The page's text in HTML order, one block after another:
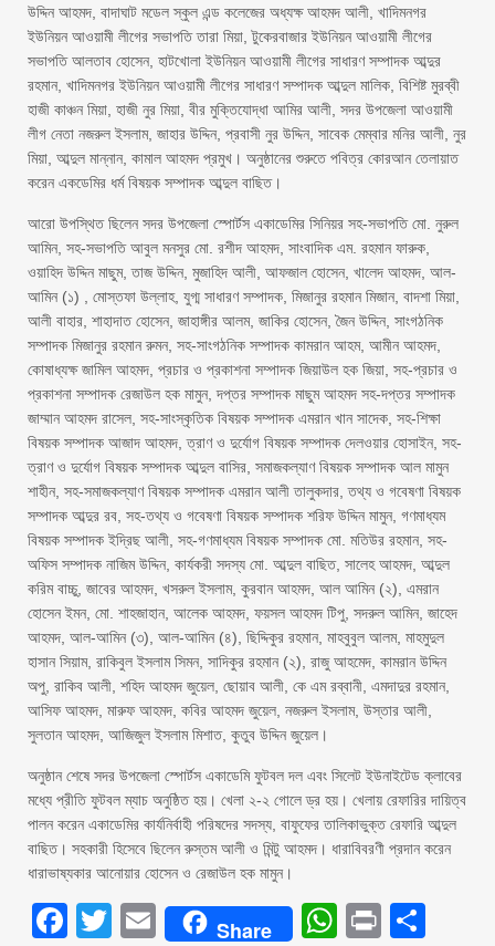
উদ্দিন আহমদ, বাদাঘাট মডেল স্কুল এন্ড কলেজের অধ্যক্ষ আহমদ আলী, খাদিমনগর
ইউনিয়ন আওয়ামী লীগের সভাপতি তারা মিয়া, টুকেরবাজার ইউনিয়ন আওয়ামী লীগের
সভাপতি আলতাব হোসেন, হাটখোলা ইউনিয়ন আওয়ামী লীগের সাধারণ সম্পাদক আব্দুর
রহমান, খাদিমনগর ইউনিয়ন আওয়ামী লীগের সাধারণ সম্পাদক আব্দুল মালিক, বিশিষ্ট মুরব্বী
হাজী কাঞ্চন মিয়া, হাজী নুর মিয়া, বীর মুক্তিযোদ্ধা আমির আলী, সদর উপজেলা আওয়ামী
লীগ নেতা নজরুল ইসলাম, জাহার উদ্দিন, প্রবাসী নুর উদ্দিন, সাবেক মেম্বার মনির আলী, নুর
মিয়া, আব্দুল মান্নান, কামাল আহমদ প্রমুখ। অনুষ্ঠানের শুরুতে পবিত্র কোরআন তেলায়াত
করেন একডেমির ধর্ম বিষয়ক সম্পাদক আব্দুল বাছিত।
আরো উপস্থিত ছিলেন সদর উপজেলা স্পোর্টস একাডেমির সিনিয়র সহ-সভাপতি মো. নুরুল
আমিন, সহ-সভাপতি আবুল মনসুর মো. রশীদ আহমদ, সাংবাদিক এম. রহমান ফারুক,
ওয়াহিদ উদ্দিন মাছুম, তাজ উদ্দিন, মুজাহিদ আলী, আফজাল হোসেন, খালেদ আহমদ, আল-
আমিন (১) , মোস্তফা উল্লাহ, যুগ্ম সাধারণ সম্পাদক, মিজানুর রহমান মিজান, বাদশা মিয়া,
আলী বাহার, শাহাদাত হোসেন, জাহাঙ্গীর আলম, জাকির হোসেন, জৈন উদ্দিন, সাংগঠনিক
সম্পাদক মিজানুর রহমান রুমন, সহ-সাংগঠনিক সম্পাদক কামরান আহম, আমীন আহমদ,
কোষাধ্যক্ষ জামিল আহমদ, প্রচার ও প্রকাশনা সম্পাদক জিয়াউল হক জিয়া, সহ-প্রচার ও
প্রকাশনা সম্পাদক রেজাউল হক মামুন, দপ্তর সম্পাদক মাছুম আহমদ সহ-দপ্তর সম্পাদক
জাম্মান আহমদ রাসেল, সহ-সাংস্কৃতিক বিষয়ক সম্পাদক এমরান খান সাদেক, সহ-শিক্ষা
বিষয়ক সম্পাদক আজাদ আহমদ, ত্রাণ ও দুর্যোগ বিষয়ক সম্পাদক দেলওয়ার হোসাইন, সহ-
ত্রাণ ও দুর্যোগ বিষয়ক সম্পাদক আব্দুল বাসির, সমাজকল্যাণ বিষয়ক সম্পাদক আল মামুন
শাহীন, সহ-সমাজকল্যাণ বিষয়ক সম্পাদক এমরান আলী তালুকদার, তথ্য ও গবেষণা বিষয়ক
সম্পাদক আব্দুর রব, সহ-তথ্য ও গবেষণা বিষয়ক সম্পাদক শরিফ উদ্দিন মামুন, গণমাধ্যম
বিষয়ক সম্পাদক ইদ্রিছ আলী, সহ-গণমাধ্যম বিষয়ক সম্পাদক মো. মতিউর রহমান, সহ-
অফিস সম্পাদক নাজিম উদ্দিন, কার্যকরী সদস্য মো. আব্দুল বাছিত, সালেহ আহমদ, আব্দুল
করিম বাচ্চু, জাবের আহমদ, খসরুল ইসলাম, কুরবান আহমদ, আল আমিন (২), এমরান
হোসেন ইমন, মো. শাহজাহান, আলেক আহমদ, ফয়সল আহমদ টিপু, সদরুল আমিন, জাহেদ
আহমদ, আল-আমিন (৩), আল-আমিন (৪), ছিদ্দিকুর রহমান, মাহবুবুল আলম, মাহমুদুল
হাসান সিয়াম, রাকিবুল ইসলাম সিমন, সাদিকুর রহমান (২), রাজু আহমেদ, কামরান উদ্দিন
অপু, রাকিব আলী, শহিদ আহমদ জুয়েল, ছোয়াব আলী, কে এম রব্বানী, এমদাদুর রহমান,
আসিফ আহমদ, মারুফ আহমদ, কবির আহমদ জুয়েল, নজরুল ইসলাম, উস্তার আলী,
সুলতান আহমদ, আজিজুল ইসলাম মিশাত, কুতুব উদ্দিন জুয়েল।
অনুষ্ঠান শেষে সদর উপজেলা স্পোর্টস একাডেমি ফুটবল দল এবং সিলেট ইউনাইটেড ক্লাবের
মধ্যে প্রীতি ফুটবল ম্যাচ অনুষ্ঠিত হয়। খেলা ২-২ গোলে ড্র হয়। খেলায় রেফারির দায়িত্ব
পালন করেন একাডেমির কার্যনির্বাহী পরিষদের সদস্য, বাফুফের তালিকাভুক্ত রেফারি আব্দুল
বাছিত। সহকারী হিসেবে ছিলেন রুস্তম আলী ও মিন্টু আহমদ। ধারাবিবরণী প্রদান করেন
ধারাভাষ্যকার আনোয়ার হোসেন ও রেজাউল হক মামুন।
Facebook
Twitter
EmailShare Print